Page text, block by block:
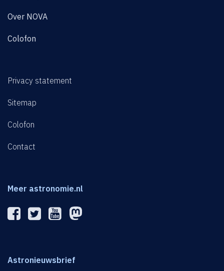
Over NOVA
Colofon
Privacy statement
Sitemap
Colofon
Contact
Meer astronomie.nl
Astronieuwsbrief